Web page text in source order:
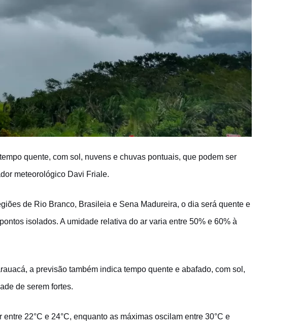
quente, com sol, nuvens e chuvas pontuais, que podem ser
meteorológico Davi Friale.
de Rio Branco, Brasileia e Sena Madureira, o dia será quente e
isolados. A umidade relativa do ar varia entre 50% e 60% à
a previsão também indica tempo quente e abafado, com sol,
de serem fortes.
22°C e 24°C, enquanto as máximas oscilam entre 30°C e